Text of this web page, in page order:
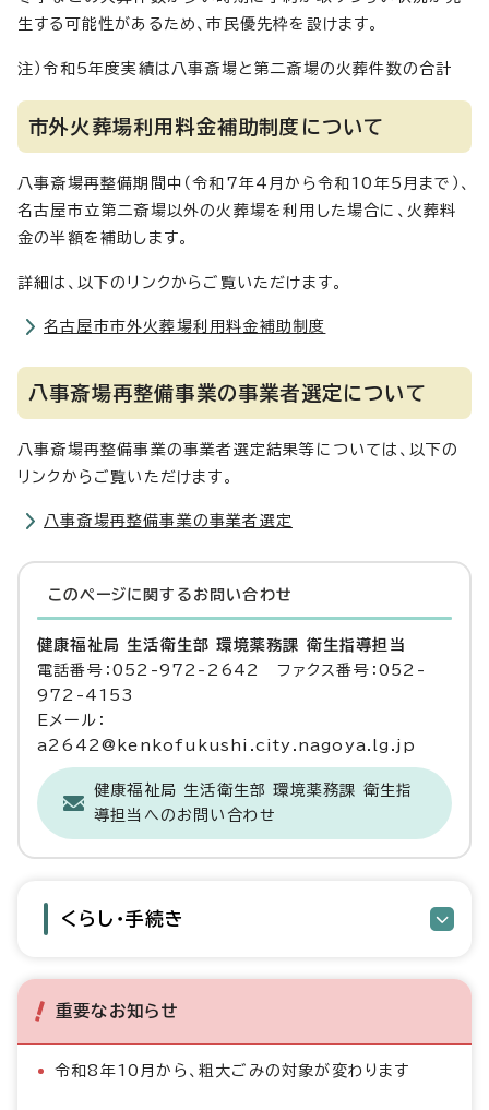
生する可能性があるため、市民優先枠を設けます。
注）令和5年度実績は八事斎場と第二斎場の火葬件数の合計
市外火葬場利用料金補助制度について
八事斎場再整備期間中（令和7年4月から令和10年5月まで）、
名古屋市立第二斎場以外の火葬場を利用した場合に、火葬料
金の半額を補助します。
詳細は、以下のリンクからご覧いただけます。
名古屋市市外火葬場利用料金補助制度
八事斎場再整備事業の事業者選定について
八事斎場再整備事業の事業者選定結果等については、以下の
リンクからご覧いただけます。
八事斎場再整備事業の事業者選定
このページに関する お問い合わせ
健康福祉局 生活衛生部 環境薬務課 衛生指導担当
電話番号：052-972-2642 ファクス番号：052-
972-4153
Eメール：
a2642@kenkofukushi.city.nagoya.lg.jp
健康福祉局 生活衛生部 環境薬務課 衛生指
導担当へのお問い合わせ
くらし・手続き
重要なお知らせ
令和8年10月から、粗大ごみの対象が変わります